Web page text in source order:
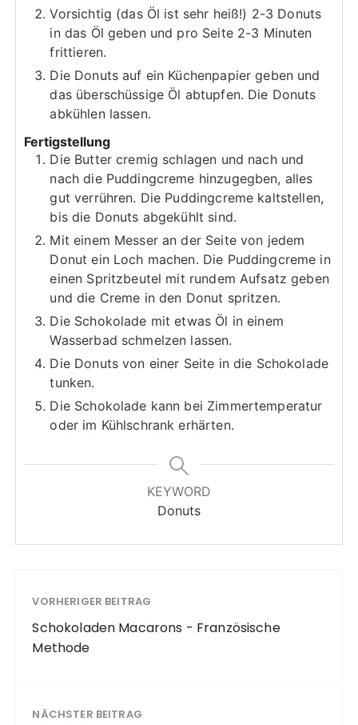
Vorsichtig (das Öl ist sehr heiß!) 2-3 Donuts
in das Öl geben und pro Seite 2-3 Minuten
frittieren.
Die Donuts auf ein Küchenpapier geben und
das überschüssige Öl abtupfen. Die Donuts
abkühlen lassen.
Fertigstellung
Die Butter cremig schlagen und nach und
nach die Puddingcreme hinzugegben, alles
gut verrühren. Die Puddingcreme kaltstellen,
bis die Donuts abgekühlt sind.
Mit einem Messer an der Seite von jedem
Donut ein Loch machen. Die Puddingcreme in
einen Spritzbeutel mit rundem Aufsatz geben
und die Creme in den Donut spritzen.
Die Schokolade mit etwas Öl in einem
Wasserbad schmelzen lassen.
Die Donuts von einer Seite in die Schokolade
tunken.
Die Schokolade kann bei Zimmertemperatur
oder im Kühlschrank erhärten.
KEYWORD
Donuts
VORHERIGER BEITRAG
Schokoladen Macarons - Französische
Methode
NÄCHSTER BEITRAG